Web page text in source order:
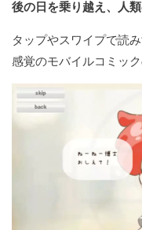
後の日を乗り越え、人
タップやスワイプで読
感覚のモバイルコミッ